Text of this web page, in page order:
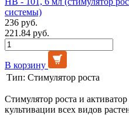
системы)
236 руб.
221.84 руб.
В корзину
Тип: Стимулятор роста
Стимулятор роста и
культивации всех видов